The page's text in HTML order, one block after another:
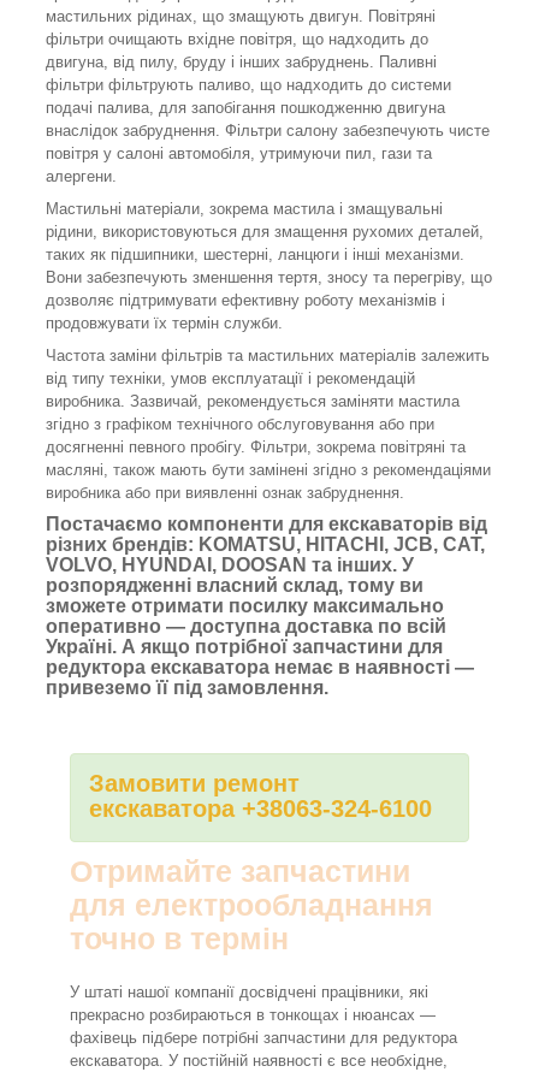
мастильних рідинах, що змащують двигун. Повітряні
фільтри очищають вхідне повітря, що надходить до
двигуна, від пилу, бруду і інших забруднень. Паливні
фільтри фільтрують паливо, що надходить до системи
подачі палива, для запобігання пошкодженню двигуна
внаслідок забруднення. Фільтри салону забезпечують чисте
повітря у салоні автомобіля, утримуючи пил, гази та
алергени.
Мастильні матеріали, зокрема мастила і змащувальні
рідини, використовуються для змащення рухомих деталей,
таких як підшипники, шестерні, ланцюги і інші механізми.
Вони забезпечують зменшення тертя, зносу та перегріву, що
дозволяє підтримувати ефективну роботу механізмів і
продовжувати їх термін служби.
Частота заміни фільтрів та мастильних матеріалів залежить
від типу техніки, умов експлуатації і рекомендацій
виробника. Зазвичай, рекомендується заміняти мастила
згідно з графіком технічного обслуговування або при
досягненні певного пробігу. Фільтри, зокрема повітряні та
масляні, також мають бути замінені згідно з рекомендаціями
виробника або при виявленні ознак забруднення.
Постачаємо компоненти для екскаваторів від
різних брендів: KOMATSU, HITACHI, JCB, CAT,
VOLVO, HYUNDAI, DOOSAN та інших. У
розпорядженні власний склад, тому ви
зможете отримати посилку максимально
оперативно — доступна доставка по всій
Україні. А якщо потрібної запчастини для
редуктора екскаватора немає в наявності —
привеземо її під замовлення.
Замовити ремонт
екскаватора +38063-324-6100
Отримайте запчастини
для електрообладнання
точно в термін
У штаті нашої компанії досвідчені працівники, які
прекрасно розбираються в тонкощах і нюансах —
фахівець підбере потрібні запчастини для редуктора
екскаватора. У постійній наявності є все необхідне,